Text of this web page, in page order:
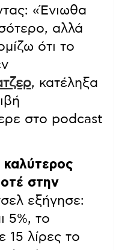
«Ένιωθα
αλλά
ότι το
, κατέληξα
στο podcast
καλύτερος
στην
εξήγησε:
5%, το
15 λίρες το